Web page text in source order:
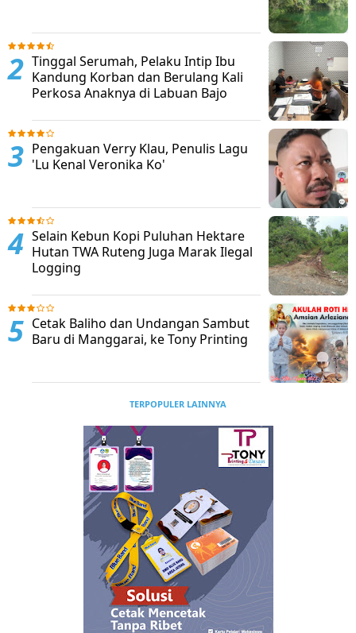
Tinggal Serumah, Pelaku Intip Ibu
Kandung Korban dan Berulang Kali
Perkosa Anaknya di Labuan Bajo
Pengakuan Verry Klau, Penulis Lagu
'Lu Kenal Veronika Ko'
Selain Kebun Kopi Puluhan Hektare
Hutan TWA Ruteng Juga Marak Ilegal
Logging
Cetak Baliho dan Undangan Sambut
Baru di Manggarai, ke Tony Printing
TERPOPULER LAINNYA